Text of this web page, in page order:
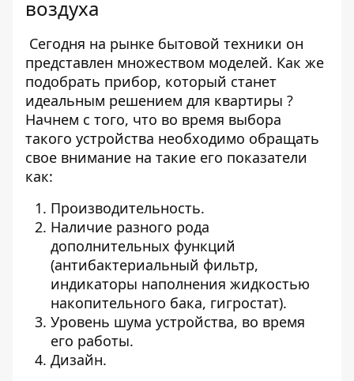
воздуха
Сегодня на рынке бытовой техники он
представлен множеством моделей. Как же
подобрать прибор, который станет
идеальным решением для квартиры ?
Начнем с того, что во время выбора
такого устройства необходимо обращать
свое внимание на такие его показатели
как:
Производительность.
Наличие разного рода
дополнительных функций
(антибактериальный фильтр,
индикаторы наполнения жидкостью
накопительного бака, гигростат).
Уровень шума устройства, во время
его работы.
Дизайн.